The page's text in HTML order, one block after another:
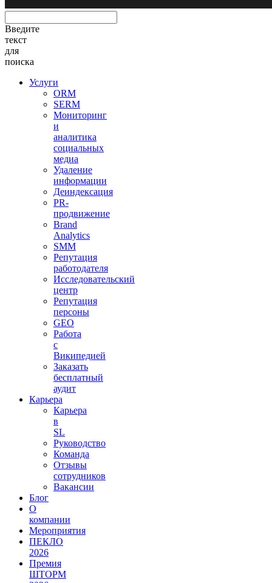
Введите
текст
для
поиска
Услуги
ORM
SERM
Мониторинг
и
аналитика
социальных
медиа
Удаление
информации
Деиндексация
PR-
продвижение
Brand
Analytics
SMM
Репутация
работодателя
Исследовательский
центр
Репутация
персоны
GEO
Работа
с
Википедией
Заказать
бесплатный
аудит
Карьера
Карьера
в
SL
Руководство
Команда
Отзывы
сотрудников
Вакансии
Блог
О
компании
Мероприятия
ПЕКЛО
2026
Премия
ШТОРМ